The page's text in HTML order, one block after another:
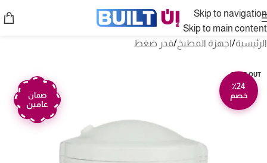
Skip to navigation
Skip to main content
الرئيسية/اجهزة المطبخ/قدر ضغط
SOLD OUT
٪24
خصم
ضمان
عامين